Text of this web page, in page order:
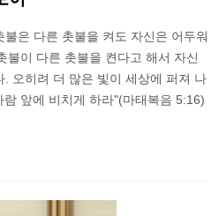
은 다른 촛불을 켜도 자신은 어두워
불이 다른 촛불을 켠다고 해서 자신
오히려 더 많은 빛이 세상에 퍼져 나
앞에 비치게 하라"(마태복음 5:16)